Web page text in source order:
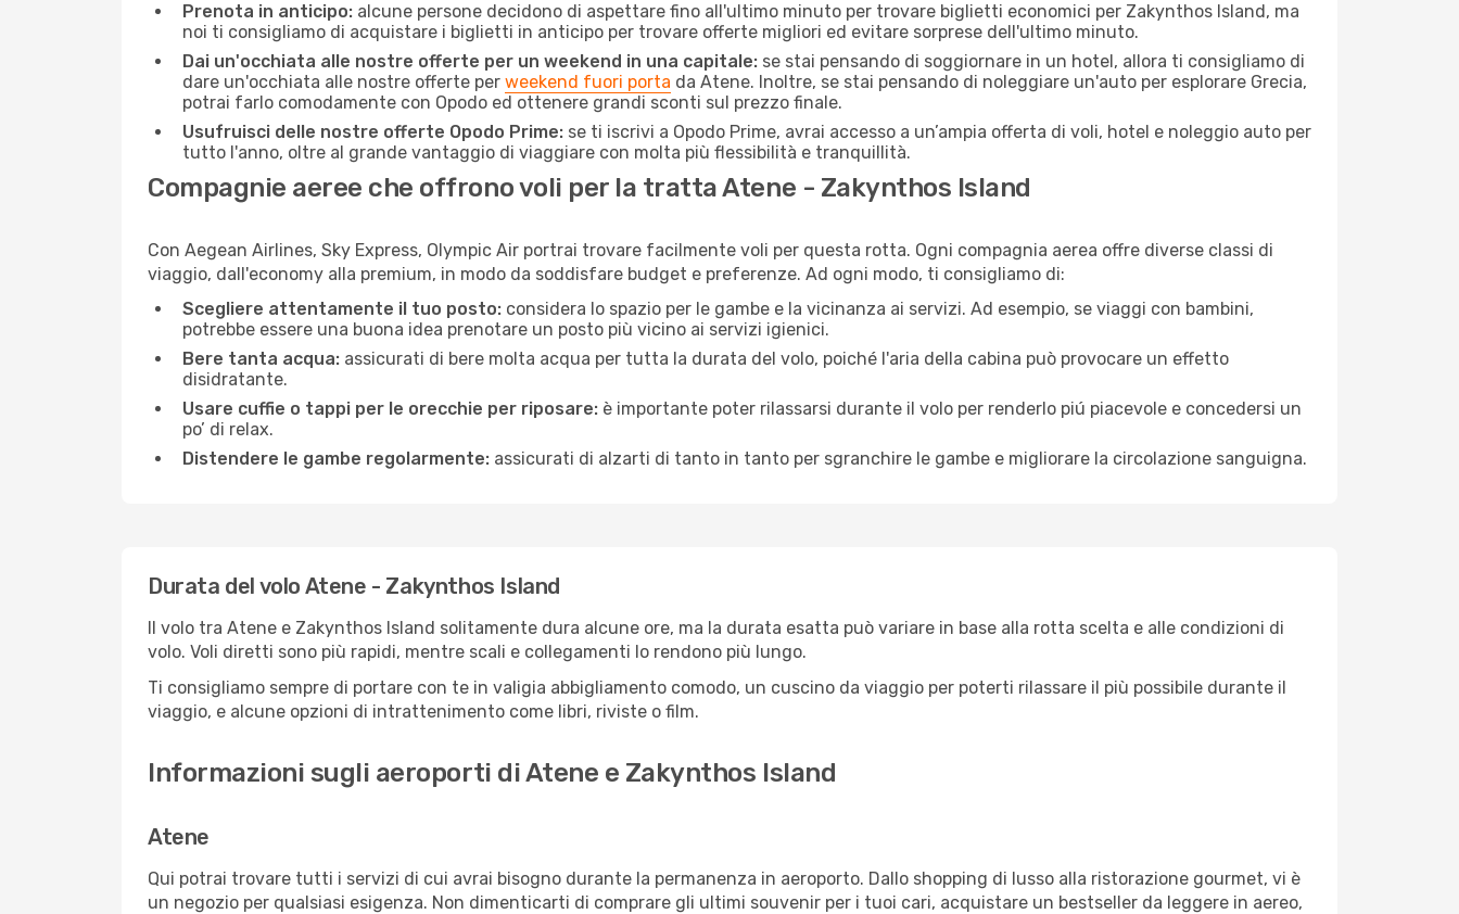
Prenota in anticipo: alcune persone decidono di aspettare fino all'ultimo minuto per trovare biglietti economici per Zakynthos Island, ma
noi ti consigliamo di acquistare i biglietti in anticipo per trovare offerte migliori ed evitare sorprese dell'ultimo minuto.
Dai un'occhiata alle nostre offerte per un weekend in una capitale: se stai pensando di soggiornare in un hotel, allora ti consigliamo di
dare un'occhiata alle nostre offerte per weekend fuori porta da Atene. Inoltre, se stai pensando di noleggiare un'auto per esplorare Grecia,
potrai farlo comodamente con Opodo ed ottenere grandi sconti sul prezzo finale.
Usufruisci delle nostre offerte Opodo Prime: se ti iscrivi a Opodo Prime, avrai accesso a un’ampia offerta di voli, hotel e noleggio auto per
tutto l'anno, oltre al grande vantaggio di viaggiare con molta più flessibilità e tranquillità.
Compagnie aeree che offrono voli per la tratta Atene - Zakynthos Island
Con Aegean Airlines, Sky Express, Olympic Air portrai trovare facilmente voli per questa rotta. Ogni compagnia aerea offre diverse classi di
viaggio, dall'economy alla premium, in modo da soddisfare budget e preferenze. Ad ogni modo, ti consigliamo di:
Scegliere attentamente il tuo posto: considera lo spazio per le gambe e la vicinanza ai servizi. Ad esempio, se viaggi con bambini,
potrebbe essere una buona idea prenotare un posto più vicino ai servizi igienici.
Bere tanta acqua: assicurati di bere molta acqua per tutta la durata del volo, poiché l'aria della cabina può provocare un effetto
disidratante.
Usare cuffie o tappi per le orecchie per riposare: è importante poter rilassarsi durante il volo per renderlo piú piacevole e concedersi un
po’ di relax.
Distendere le gambe regolarmente: assicurati di alzarti di tanto in tanto per sgranchire le gambe e migliorare la circolazione sanguigna.
Durata del volo Atene - Zakynthos Island
Il volo tra Atene e Zakynthos Island solitamente dura alcune ore, ma la durata esatta può variare in base alla rotta scelta e alle condizioni di
volo. Voli diretti sono più rapidi, mentre scali e collegamenti lo rendono più lungo.
Ti consigliamo sempre di portare con te in valigia abbigliamento comodo, un cuscino da viaggio per poterti rilassare il più possibile durante il
viaggio, e alcune opzioni di intrattenimento come libri, riviste o film.
Informazioni sugli aeroporti di Atene e Zakynthos Island
Atene
Qui potrai trovare tutti i servizi di cui avrai bisogno durante la permanenza in aeroporto. Dallo shopping di lusso alla ristorazione gourmet, vi è
un negozio per qualsiasi esigenza. Non dimenticarti di comprare gli ultimi souvenir per i tuoi cari, acquistare un bestseller da leggere in aereo,